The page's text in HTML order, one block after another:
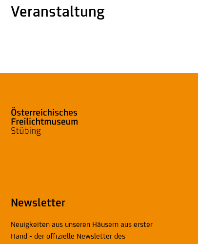
Veranstaltung
Newsletter
Neuigkeiten aus unseren Häusern aus erster
Hand - der offizielle Newsletter des